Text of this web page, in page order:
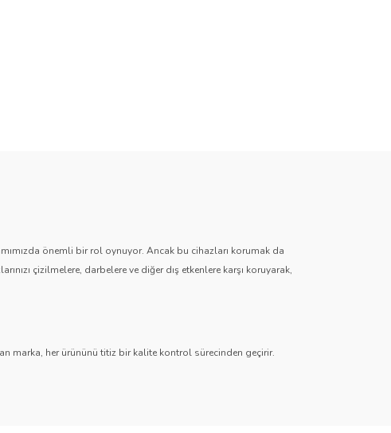
önemli bir rol oynuyor. Ancak bu cihazları korumak da
çizilmelere, darbelere ve diğer dış etkenlere karşı koruyarak,
marka, her ürününü titiz bir kalite kontrol sürecinden geçirir.